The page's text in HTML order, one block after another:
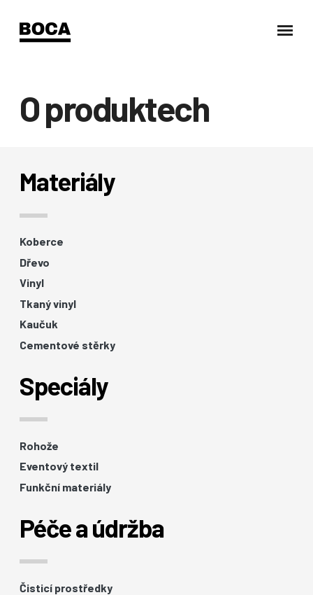
O produktech
Materiály
Koberce
Dřevo
Vinyl
Tkaný vinyl
Kaučuk
Cementové stěrky
Speciály
Rohože
Eventový textil
Funkční materiály
Péče a údržba
Čisticí prostředky